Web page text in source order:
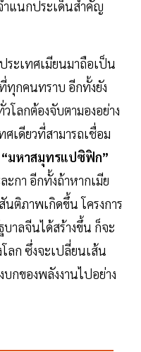
ำแนกประเด็นสำคัญ
ระเทศเมียนมาถือเป็น
ทุกคนทราบ อีกทั้งยัง
ลกต้องจับตามองอย่าง
เดียวที่สามารถเชื่อม
“มหาสมุทรแปซิฟิก”
กา อีกทั้งถ้าหากเมีย
ติภาพเกิดขึ้น โครงการ
าลจีนได้สร้างขึ้น ก็จะ
ลก ซึ่งจะเปลี่ยนเส้น
กของพลังงานไปอย่าง